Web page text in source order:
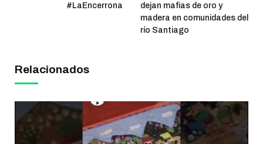
#LaEncerrona
dejan mafias de oro y
madera en comunidades del
río Santiago
Relacionados